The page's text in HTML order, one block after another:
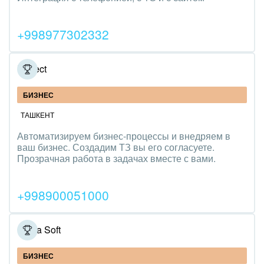
Трудоустройство
Красота, фитнес, спорт
PR, маркетинг, реклама,
АПК и пищевая промышленность
Выставки, семинары, конференции
Горнодобывающая отрасль
Досуг, туризм и отдых
Изготовление памятников и мемориальных
комплексов
Инвестиционный бизнес
Интерьер, дизайн, декор
+998977302332
Broject
БИЗНЕС
ТАШКЕНТ
Автоматизируем бизнес-процессы и внедряем в
ваш бизнес. Создадим ТЗ вы его согласуете.
Прозрачная работа в задачах вместе с вами.
+998900051000
Ginza Soft
БИЗНЕС